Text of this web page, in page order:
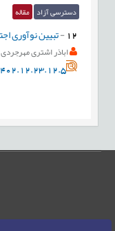
دسترسی آزاد مقاله
12
-تبیین نوآوری
اباذر اشتری مهرجردی